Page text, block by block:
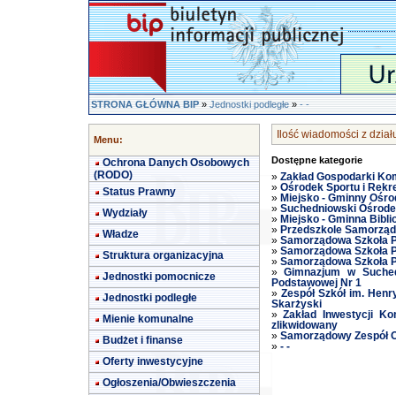
STRONA GŁÓWNA BIP»Jednostki podległe»- -
Menu:
Ochrona Danych Osobowych
(RODO)
Status Prawny
Wydziały
Władze
Struktura organizacyjna
Jednostki pomocnicze
Jednostki podległe
Mienie komunalne
Budżet i finanse
Oferty inwestycyjne
Ogłoszenia/Obwieszczenia
Ilość wiadomości z
Dostępne kategorie
» Zakład Gospodarki
» Ośrodek Sportu i
» Miejsko - Gminny
» Suchedniowski
» Miejsko - Gminna
» Przedszkole
» Samorządowa Szkoła
» Samorządowa Szkoła
» Samorządowa Szkoła
»Gimnazjum w
Podstawowej Nr 1
» Zespół Szkół im.
Skarżyski
»Zakład Inwestycji
zlikwidowany
» Samorządowy Zespół
» - -